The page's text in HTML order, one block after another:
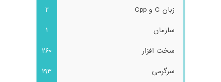
زبان C و Cpp
2
سازمان
1
سخت افزار
260
سرگرمی
193